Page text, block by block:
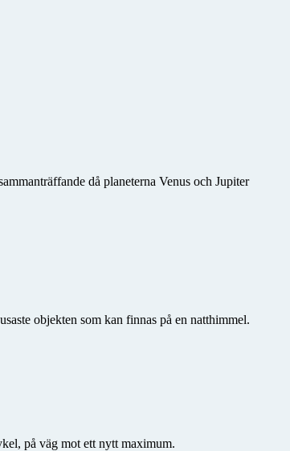
då planeterna Venus och Jupiter
objekten som kan finnas på en natthimmel.
på väg mot ett nytt maximum.